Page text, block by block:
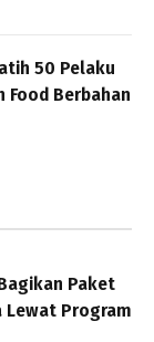
50 Pelaku
Food Berbahan
Paket
Lewat Program